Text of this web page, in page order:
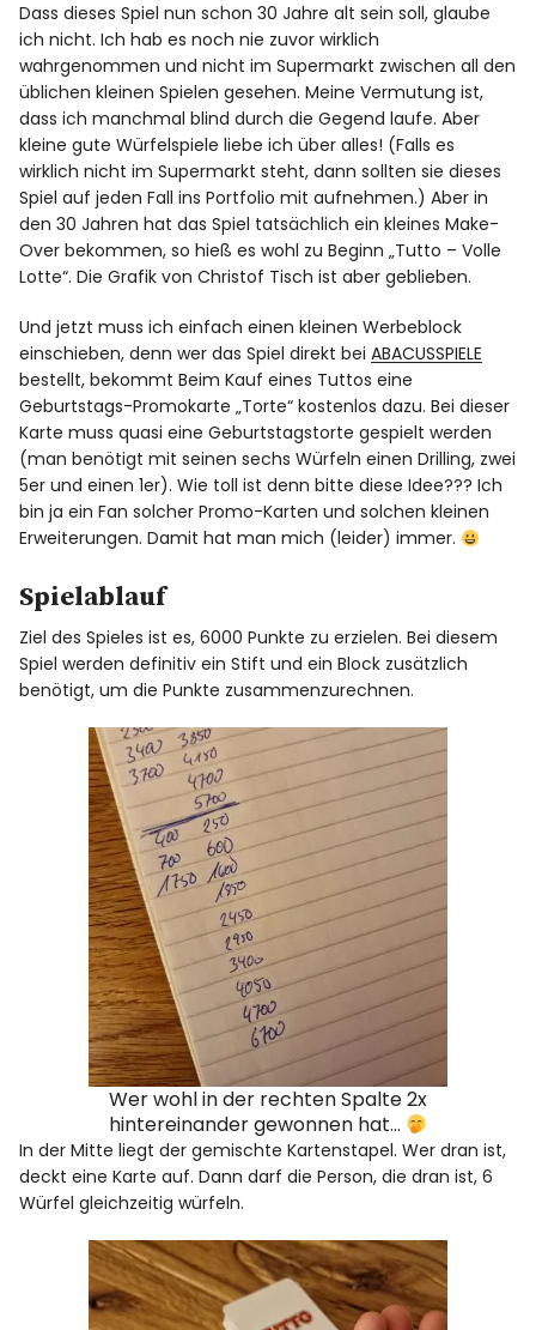
Dass dieses Spiel nun schon 30 Jahre alt sein soll, glaube
ich nicht. Ich hab es noch nie zuvor wirklich
wahrgenommen und nicht im Supermarkt zwischen all den
üblichen kleinen Spielen gesehen. Meine Vermutung ist,
dass ich manchmal blind durch die Gegend laufe. Aber
kleine gute Würfelspiele liebe ich über alles! (Falls es
wirklich nicht im Supermarkt steht, dann sollten sie dieses
Spiel auf jeden Fall ins Portfolio mit aufnehmen.) Aber in
den 30 Jahren hat das Spiel tatsächlich ein kleines Make-
Over bekommen, so hieß es wohl zu Beginn „Tutto – Volle
Lotte“. Die Grafik von Christof Tisch ist aber geblieben.
Und jetzt muss ich einfach einen kleinen Werbeblock
einschieben, denn wer das Spiel direkt beiABACUSSPIELE
bestellt, bekommt Beim Kauf eines Tuttos eine
Geburtstags-Promokarte „Torte“ kostenlos dazu. Bei dieser
Karte muss quasi eine Geburtstagstorte gespielt werden
(man benötigt mit seinen sechs Würfeln einen Drilling, zwei
5er und einen 1er). Wie toll ist denn bitte diese Idee??? Ich
bin ja ein Fan solcher Promo-Karten und solchen kleinen
Erweiterungen. Damit hat man mich (leider) immer.
Spielablauf
Ziel des Spieles ist es, 6000 Punkte zu erzielen. Bei diesem
Spiel werden definitiv ein Stift und ein Block zusätzlich
benötigt, um die Punkte zusammenzurechnen.
Wer wohl in der rechten Spalte 2x
hintereinander gewonnen hat…
In der Mitte liegt der gemischte Kartenstapel. Wer dran ist,
deckt eine Karte auf. Dann darf die Person, die dran ist, 6
Würfel gleichzeitig würfeln.